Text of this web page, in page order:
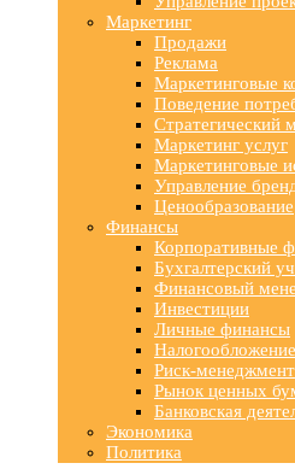
Маркетинг
Продажи
Реклама
Маркетинговые
Поведение
Стратегический
Маркетинг услуг
Маркетинговые
Управление
Ценообразование
Финансы
Корпоративные
Бухгалтерский
Финансовый
Инвестиции
Личные финансы
Налогообложение
Риск-менеджмент
Рынок ценных
Банковская
Экономика
Политика